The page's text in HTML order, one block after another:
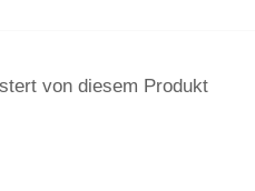
von diesem Produkt